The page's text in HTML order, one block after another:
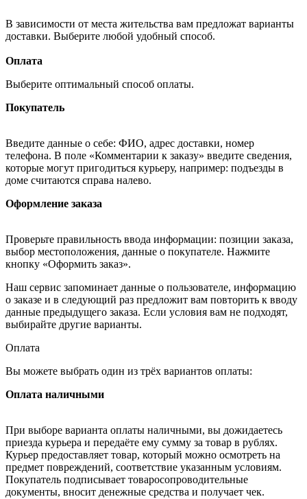
В зависимости от места жительства вам предложат варианты
доставки. Выберите любой удобный способ.
Оплата
Выберите оптимальный способ оплаты.
Покупатель
Введите данные о себе: ФИО, адрес доставки, номер
телефона. В поле «Комментарии к заказу» введите сведения,
которые могут пригодиться курьеру, например: подъезды в
доме считаются справа налево.
Оформление заказа
Проверьте правильность ввода информации: позиции заказа,
выбор местоположения, данные о покупателе. Нажмите
кнопку «Оформить заказ».
Наш сервис запоминает данные о пользователе, информацию
о заказе и в следующий раз предложит вам повторить к вводу
данные предыдущего заказа. Если условия вам не подходят,
выбирайте другие варианты.
Оплата
Вы можете выбрать один из трёх вариантов оплаты:
Оплата наличными
При выборе варианта оплаты наличными, вы дожидаетесь
приезда курьера и передаёте ему сумму за товар в рублях.
Курьер предоставляет товар, который можно осмотреть на
предмет повреждений, соответствие указанным условиям.
Покупатель подписывает товаросопроводительные
документы, вносит денежные средства и получает чек.